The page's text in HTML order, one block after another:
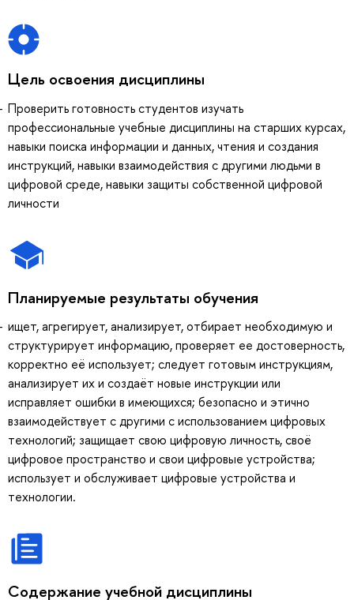
Цель освоения дисциплины
Проверить готовность студентов изучать
профессиональные учебные дисциплины на старших курсах,
навыки поиска информации и данных, чтения и создания
инструкций, навыки взаимодействия с другими людьми в
цифровой среде, навыки защиты собственной цифровой
личности
Планируемые результаты обучения
ищет, агрегирует, анализирует, отбирает необходимую и
структурирует информацию, проверяет ее достоверность,
корректно её использует; следует готовым инструкциям,
анализирует их и создаёт новые инструкции или
исправляет ошибки в имеющихся; безопасно и этично
взаимодействует с другими с использованием цифровых
технологий; защищает свою цифровую личность, своё
цифровое пространство и свои цифровые устройства;
использует и обслуживает цифровые устройства и
технологии.
Содержание учебной дисциплины